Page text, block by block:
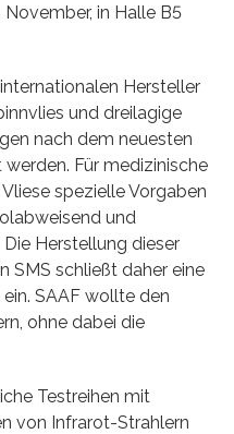
November, in Halle B5
Hersteller
und dreilagige
nach dem neuesten
Für medizinische
spezielle Vorgaben
und
Herstellung dieser
SMS schließt daher eine
SAAF wollte den
ohne dabei die
Testreihen mit
von Infrarot-Strahlern